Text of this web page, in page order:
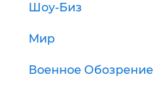
Шоу-Биз
Мир
Военное Обозрение